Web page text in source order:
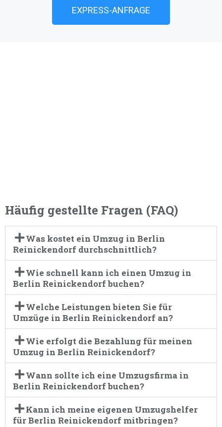
EXPRESS-ANFRAGE
Häufig gestellte Fragen (FAQ)
Was kostet ein Umzug in Berlin
Reinickendorf durchschnittlich?
Wie schnell kann ich einen Umzug in
Berlin Reinickendorf buchen?
Welche Leistungen bieten Sie für
Umzüge in Berlin Reinickendorf an?
Wie erfolgt die Bezahlung für meinen
Umzug in Berlin Reinickendorf?
Wann sollte ich eine Umzugsfirma in
Berlin Reinickendorf buchen?
Kann ich meine eigenen Umzugshelfer
für Berlin Reinickendorf mitbringen?